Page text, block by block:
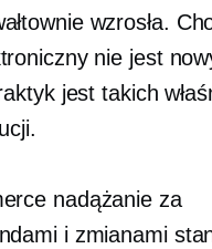
wzrosła.
nie jest
jest takich
nadążanie za
i zmianami